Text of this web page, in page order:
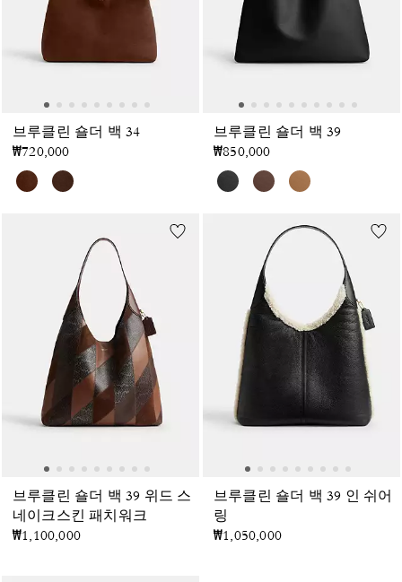
브루클린 숄더 백 34
₩720,000
브루클린 숄더 백 39
₩850,000
브루클린 숄더 백 39 위드 스
네이크스킨 패치워크
₩1,100,000
브루클린 숄더 백 39 인 쉬어
링
₩1,050,000